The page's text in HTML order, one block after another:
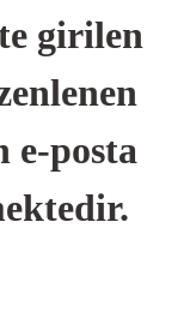
girilen
e-posta